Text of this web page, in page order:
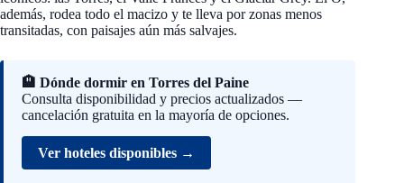
además, rodea todo el macizo y te lleva por zonas menos
transitadas, con paisajes aún más salvajes.
🏨 Dónde dormir en Torres del Paine
Consulta disponibilidad y precios actualizados —
cancelación gratuita en la mayoría de opciones.
Ver hoteles disponibles →